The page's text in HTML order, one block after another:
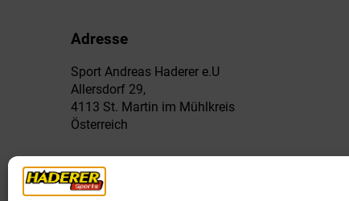
Adresse
Sport Andreas Haderer e.U
Allersdorf 29,
4113 St. Martin im Mühlkreis
Österreich